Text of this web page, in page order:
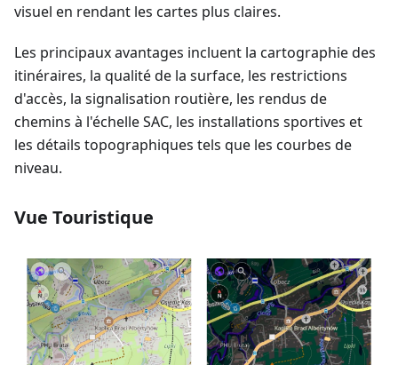
visuel en rendant les cartes plus claires.
Les principaux avantages incluent la cartographie des
itinéraires, la qualité de la surface, les restrictions
d'accès, la signalisation routière, les rendus de
chemins à l'échelle SAC, les installations sportives et
les détails topographiques tels que les courbes de
niveau.
Vue Touristique